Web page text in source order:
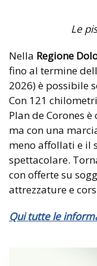
Le
Nella Regione
fino al termine
2026) è possibile
Con 121
Plan de Corones
ma con una
meno affollati e il
spettacolare.
con offerte su
attrezzature e
Qui tutte le